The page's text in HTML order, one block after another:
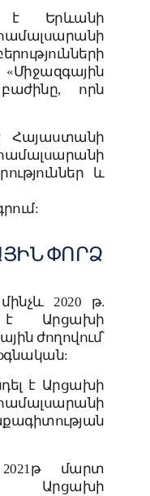
է Երևանի
բաժինը, որն
է Հայաստանի
և
ՓՈՐՁ
2020 թ.
Արցախի
ժողովում՝
է Արցախի
մարտ